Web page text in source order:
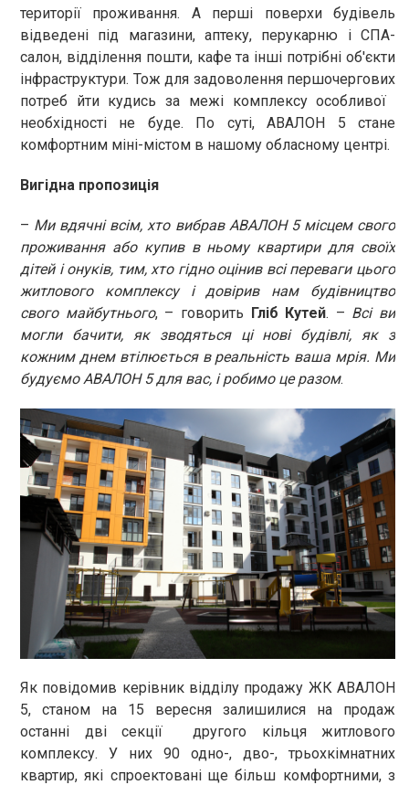
території проживання. А перші поверхи будівель
відведені під магазини, аптеку, перукарню і СПА-
салон, відділення пошти, кафе та інші потрібні об'єкти
інфраструктури. Тож для задоволення першочергових
потреб йти кудись за межі комплексу особливої ​​
необхідності не буде. По суті, АВАЛОН 5 стане
комфортним міні-містом в нашому обласному центрі.
Вигідна пропозиція
– Ми вдячні всім, хто вибрав АВАЛОН 5 місцем свого
проживання або купив в ньому квартири для своїх
дітей і онуків, тим, хто гідно оцінив всі переваги цього
житлового комплексу і довірив нам будівництво
свого майбутнього, – говорить Гліб Кутей. – Всі ви
могли бачити, як зводяться ці нові будівлі, як з
кожним днем ​​втілюється в реальність ваша мрія. Ми
будуємо АВАЛОН 5 для вас, і робимо це разом.
Як повідомив керівник відділу продажу ЖК АВАЛОН
5, станом на 15 вересня залишилися на продаж
останні дві секції другого кільця житлового
комплексу. У них 90 одно-, дво-, трьохкімнатних
квартир, які спроектовані ще більш комфортними, з